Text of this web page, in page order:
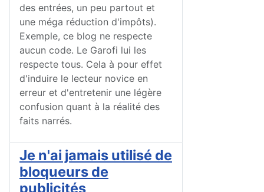
des entrées, un peu partout et
une méga réduction d'impôts).
Exemple, ce blog ne respecte
aucun code. Le Garofi lui les
respecte tous. Cela à pour effet
d'induire le lecteur novice en
erreur et d'entretenir une légère
confusion quant à la réalité des
faits narrés.
Je n'ai jamais utilisé de
bloqueurs de
publicités